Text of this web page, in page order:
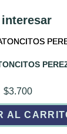
$3.700
AL